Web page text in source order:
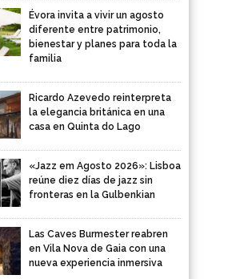
Évora invita a vivir un agosto
diferente entre patrimonio,
bienestar y planes para toda la
familia
Ricardo Azevedo reinterpreta
la elegancia británica en una
casa en Quinta do Lago
«Jazz em Agosto 2026»: Lisboa
reúne diez días de jazz sin
fronteras en la Gulbenkian
Las Caves Burmester reabren
en Vila Nova de Gaia con una
nueva experiencia inmersiva